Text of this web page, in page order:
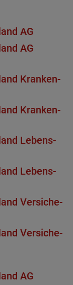
AG
AG
Kran­ken­
Kran­ken­
Lebens­
Lebens­
Ver­si­che­
Ver­si­che­
AG